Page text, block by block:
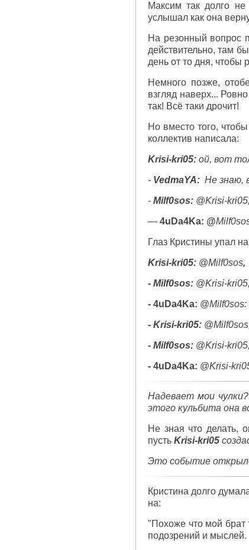
Максим так долго
услышал как она
На резонный вопрос
действительно, там
день от то дня, чтобы
Немного позже,
взгляд наверх...
так! Всё таки дрочит!
Но вместо того,
коллектив написала:
Krisi-kri05: ой, вот
- VedmaYA: Не знаю,
- Milf0sos: @Krisi-
— 4uDa4Ka: @
Глаз Кристины упал
Krisi-kri05: @Milf0sos,
- Milf0sos: @Krisi-
- 4uDa4Ka: @
- Krisi-kri05: @
- Milf0sos: @Krisi-
- 4uDa4Ka: @Krisi-
Надевает мои
этого кульбита она
Не зная что делать,
пусть Krisi-kri05
Это событие
Кристина долго
на:
"Похоже что мой брат
подозрений и мыслей.